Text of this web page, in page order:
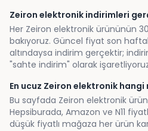
Zeiron elektronik indirimleri
Her Zeiron elektronik ürününün
bakıyoruz. Güncel fiyat son
altındaysa indirim gerçektir;
"sahte indirim" olarak
En ucuz Zeiron elektronik
Bu sayfada Zeiron elektronik
Hepsiburada, Amazon ve N11
düşük fiyatlı mağaza her ürün